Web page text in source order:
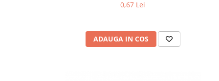
0,67 Lei
ADAUGA IN COS